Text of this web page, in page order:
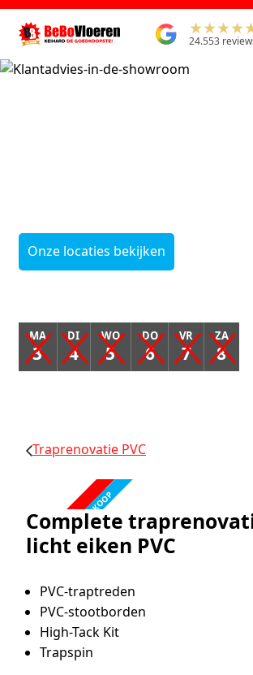
24.553
Onze locaties bekijken
MA
3
DI
4
WO
5
DO
6
VR
7
ZA
8
Traprenovatie PVC
ACTIE!
FABRIEKSLEEGVERKOOP
Complete
licht eiken PVC
PVC-traptreden
PVC-stootborden
High-Tack Kit
Trapspin